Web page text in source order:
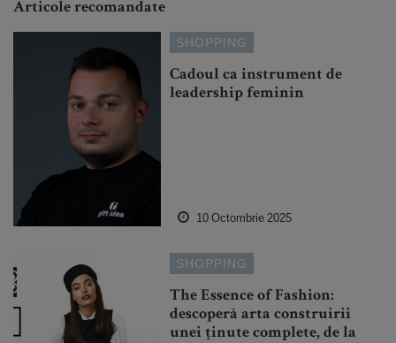
Articole recomandate
SHOPPING
Cadoul ca instrument de
leadership feminin
10 Octombrie 2025
SHOPPING
The Essence of Fashion:
descoperă arta construirii
unei ținute complete, de la